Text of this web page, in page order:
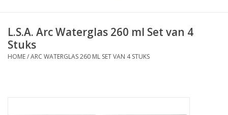
Karaffen
Glas graveren
L.S.A. Arc Waterglas 260 ml Set van 4
Stuks
HOME/ARC WATERGLAS 260 ML SET VAN 4 STUKS